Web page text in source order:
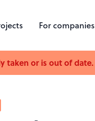
For companies
taken or is out of date.